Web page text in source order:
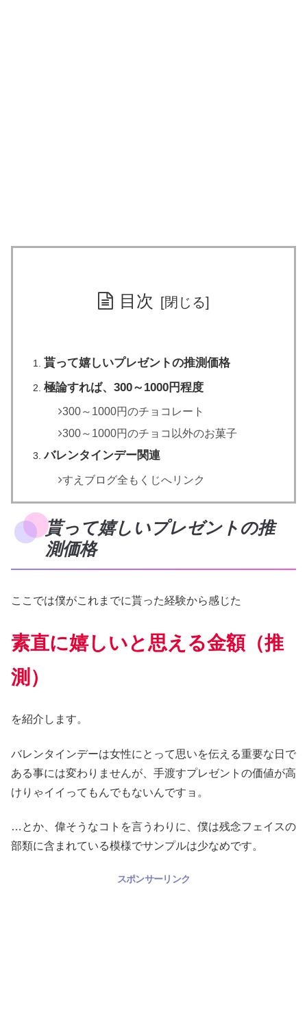
目次
貰って嬉しいプレゼントの推測価格
極論すれば、300～1000円程度
300～1000円のチョコレート
300～1000円のチョコ以外のお菓子
バレンタインデー関連
すえブログ全もくじへリンク
貰って嬉しいプレゼントの推
測価格
ここでは僕がこれまでに貰った経験から感じた
素直に嬉しいと思える金額（推
測）
を紹介します。
バレンタインデーは女性にとって思いを伝える重要な日で
ある事には変わりませんが、手渡すプレゼントの価値が高
けりゃイイってもんでもないんですョ。
…とか、偉そうなコトを言うわりに、僕は残念フェイスの
部類に含まれている模様でサンプルは少なめです。
スポンサーリンク